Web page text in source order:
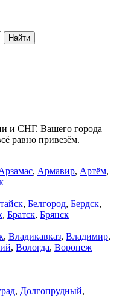
и СНГ. Вашего города
равно привезём.
, Армавир, Артём,
, Белгород, Бердск,
, Братск, Брянск
, Владикавказ, Владимир,
, Вологда, Воронеж
, Долгопрудный,